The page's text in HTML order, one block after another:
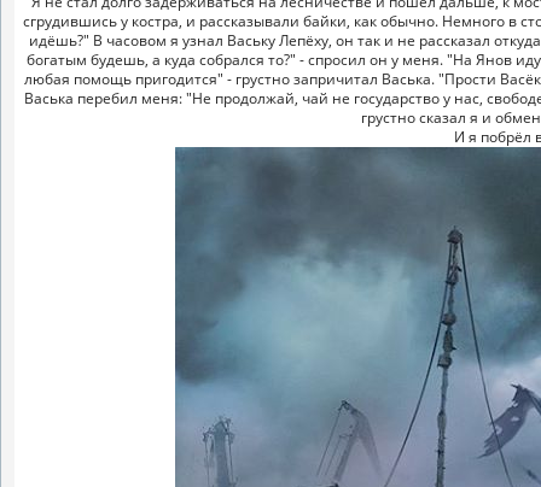
сгрудившись у костра, и рассказывали байки, как обычно. Немного в
идёшь?" В часовом я узнал Ваську Лепёху, он так и не рассказал
богатым будешь, а куда собрался то?" - спросил он у меня. "На Янов
любая помощь пригодится" - грустно запричитал Васька. "Прости
Васька перебил меня: "Не продолжай, чай не государство у нас,
грустно сказал я и
И я побрёл